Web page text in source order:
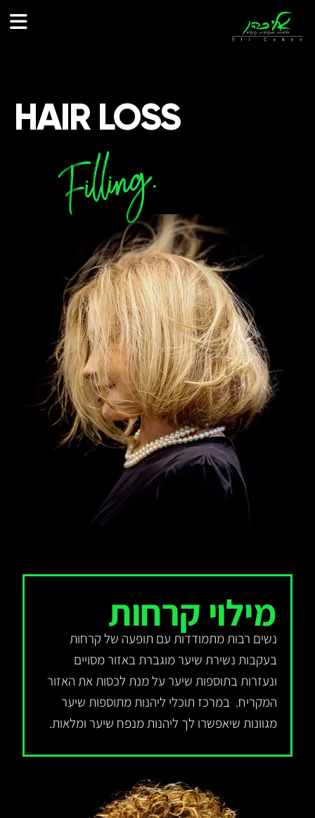
לתוכן
Filling.
HAIR LOSS
מילוי קרחות
נשים רבות מתמודדות עם תופעה של קרחות
בעקבות נשירת שיער מוגברת באזור מסויים
ונעזרות בתוספות שיער על מנת לכסות את האזור
המקריח. במרכז תוכלי ליהנות מתוספות שיער
מגוונות שיאפשרו לך ליהנות מנפח שיער ומלאות.